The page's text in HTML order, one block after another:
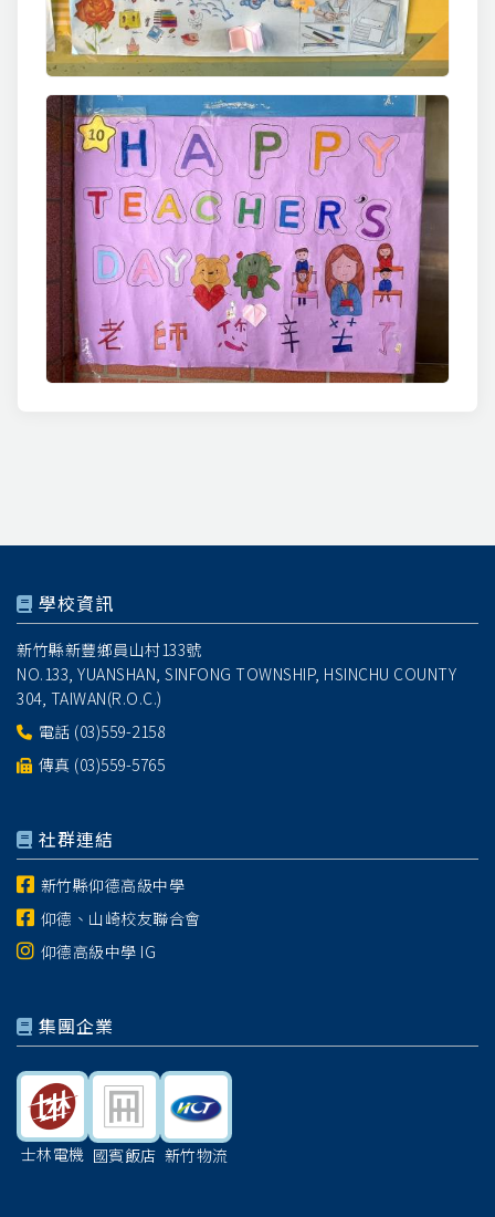
學校資訊
新竹縣新豐鄉員山村133號
NO.133, YUANSHAN, SINFONG TOWNSHIP, HSINCHU COUNTY
304, TAIWAN(R.O.C.)
電話 (03)559-2158
傳真 (03)559-5765
社群連結
新竹縣仰德高級中學
仰德、山崎校友聯合會
仰德高級中學 IG
集團企業
士林電機 國賓飯店 新竹物流